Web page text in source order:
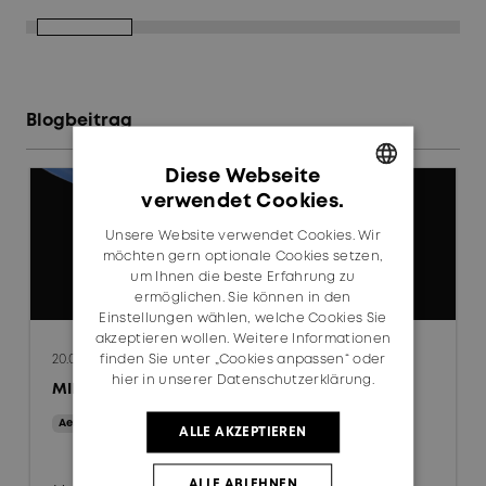
Blogbeitrag
20.07.2026
MINIBEND® revolutioniert HF-Kabeldesign
Aerospace
GERMAN
Diese Webseite
verwendet Cookies.
Unsere Website verwendet Cookies. Wir
möchten gern optionale Cookies setzen,
um Ihnen die beste Erfahrung zu
ermöglichen. Sie können in den
Einstellungen wählen, welche Cookies Sie
akzeptieren wollen. Weitere Informationen
finden Sie unter „Cookies anpassen“ oder
hier in unserer Datenschutzerklärung.
ALLE AKZEPTIEREN
ALLE ABLEHNEN